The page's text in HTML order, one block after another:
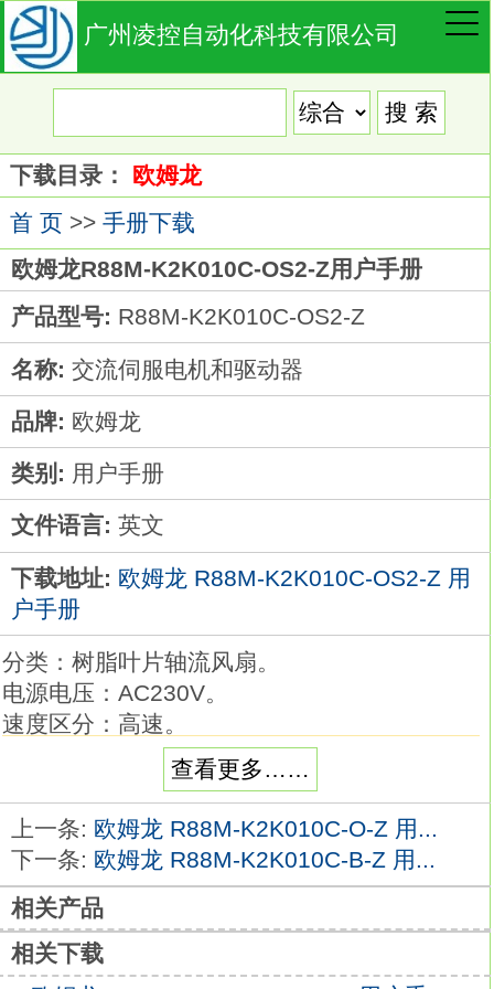
广州凌控自动化科技有限公司
下载目录：
欧姆龙
首 页>> 手册下载
欧姆龙R88M-K2K010C-OS2-Z用户手册
产品型号: R88M-K2K010C-OS2-Z
名称: 交流伺服电机和驱动器
品牌: 欧姆龙
类别: 用户手册
文件语言: 英文
下载地址: 欧姆龙 R88M-K2K010C-OS2-Z 用
户手册
分类：树脂叶片轴流风扇。
电源电压：AC230V。
速度区分：高速。
风扇连数：3连。
简单“一触”安装的轴流风扇，
单元，备有1连、2连、3连型R88M-K2K010C-
OS2-Z手册。
安装孔为方孔，隐藏孔加工面的结构，加工简
便。
可选择上下开关盖子（便于在狭窄场所使
查看更多……
上一条: 欧姆龙 R88M-K2K010C-O-Z 用...
下一条: 欧姆龙 R88M-K2K010C-B-Z 用...
相关产品
相关下载